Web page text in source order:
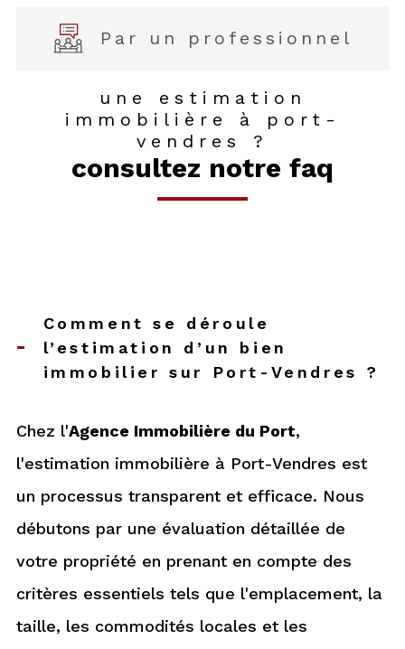
Par un professionnel
J'obtiens une
estimation en 4
Fieldset
défaut
de bien
appartement maison
Je souhaite une
estimation pour
Fieldset
défaut
informations de mon
bien
Type de bien
Sélectionnez le type de bien
Adresse du bien *
une estimation
immobilière à port-
vendres ?
consultez notre faq
Comment se déroule
l’estimation d’un bien
immobilier sur Port-Vendres ?
Chez l'Agence Immobilière du Port,
l'estimation immobilière à Port-Vendres est
un processus transparent et efficace. Nous
débutons par une évaluation détaillée de
votre propriété en prenant en compte des
critères essentiels tels que l'emplacement, la
taille, les commodités locales et les